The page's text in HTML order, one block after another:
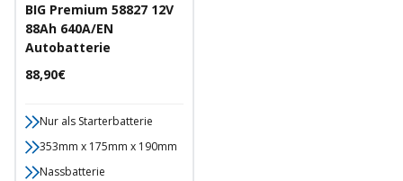
BIG Premium 58827 12V
88Ah 640A/EN
Autobatterie
Angebotspreis
88,90€
Nur als Starterbatterie
353mm x 175mm x 190mm
Nassbatterie